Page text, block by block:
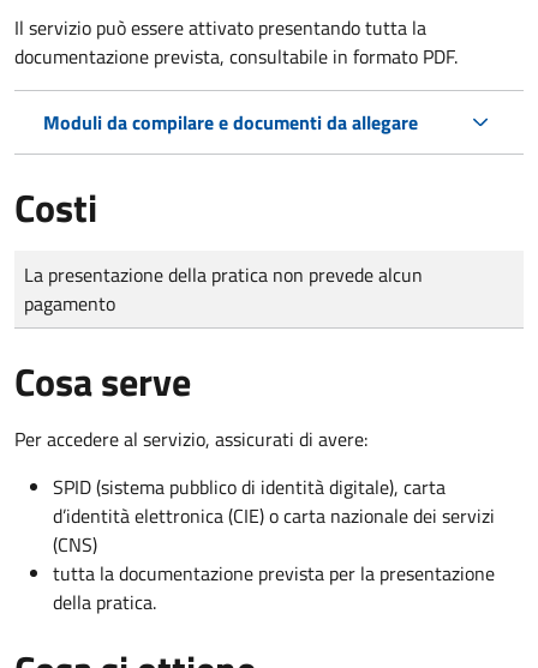
Il servizio può essere attivato presentando tutta la
documentazione prevista, consultabile in formato PDF.
Moduli da compilare e documenti da allegare
Costi
Tipo di pagamento
Importo
La presentazione della pratica non prevede alcun
pagamento
Cosa serve
Per accedere al servizio, assicurati di avere:
SPID (sistema pubblico di identità digitale), carta
d’identità elettronica (CIE) o carta nazionale dei servizi
(CNS)
tutta la documentazione prevista per la presentazione
della pratica.